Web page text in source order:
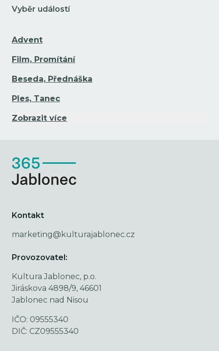
Vyběr událostí
Advent
Film, Promítání
Beseda, Přednáška
Ples, Tanec
Zobrazit více
Kontakt
marketing@kulturajablonec.cz
Provozovatel:
Kultura Jablonec, p.o.
Jiráskova 4898/9, 46601
Jablonec nad Nisou
IČO: 09555340
DIČ: CZ09555340